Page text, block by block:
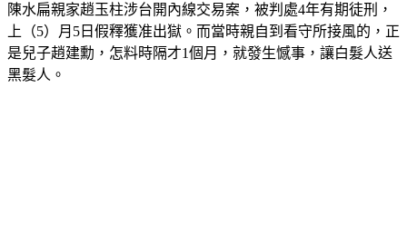
陳水扁親家趙玉柱涉台開內線交易案，被判處4年有期徒刑，
上（5）月5日假釋獲准出獄。而當時親自到看守所接風的，正
是兒子趙建勳，怎料時隔才1個月，就發生憾事，讓白髮人送
黑髮人。